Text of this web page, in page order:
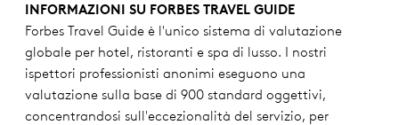
INFORMAZIONI SU FORBES TRAVEL GUIDE
Forbes Travel Guide è l'unico sistema di valutazione
globale per hotel, ristoranti e spa di lusso. I nostri
ispettori professionisti anonimi eseguono una
valutazione sulla base di 900 standard oggettivi,
concentrandosi sull'eccezionalità del servizio, per